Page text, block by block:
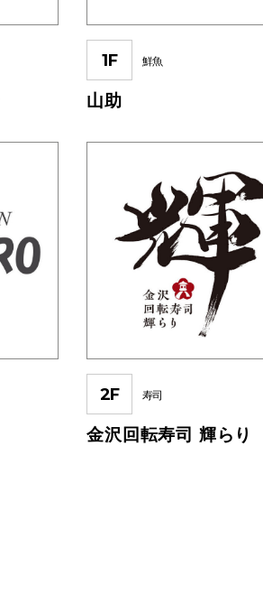
1F 鮮魚
山助
2F 寿司
金沢回転寿司 輝らり